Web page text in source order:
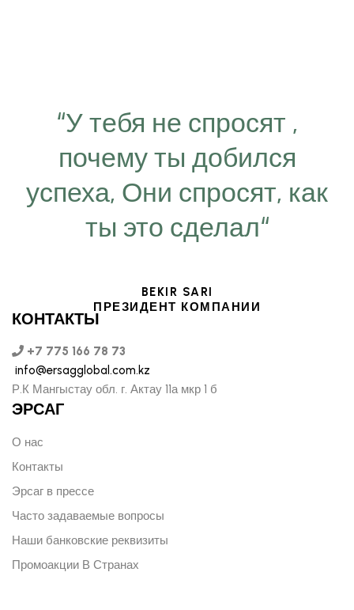
“У тебя не спросят ,
почему ты добился
успеха, Они спросят, как
ты это сделал“
BEKIR SARI
ПРЕЗИДЕНТ КОМПАНИИ
КОНТАКТЫ
+7 775 166 78 73
info@ersagglobal.com.kz
Р.К Мангыстау обл. г. Актау 11а мкр 1 б
ЭРСАГ
О нас
Контакты
Эрсаг в прессе
Часто задаваемые вопросы
Наши банковские реквизиты
Промоакции В Странах